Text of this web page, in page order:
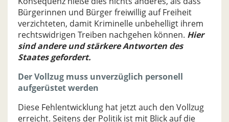
Bürgerinnen und Bürger freiwillig auf Freiheit
verzichteten, damit Kriminelle unbehelligt ihrem
rechtswidrigen Treiben nachgehen können. Hier
sind andere und stärkere Antworten des
Staates gefordert.
Der Vollzug muss unverzüglich personell
aufgerüstet werden
Diese Fehlentwicklung hat jetzt auch den Vollzug
erreicht. Seitens der Politik ist mit Blick auf die